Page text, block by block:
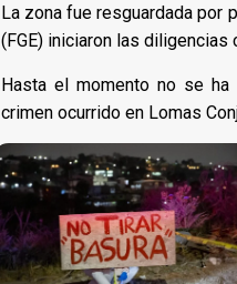
La zona fue resguardada por
(FGE) iniciaron las
Hasta el momento no se
crimen ocurrido en Lomas